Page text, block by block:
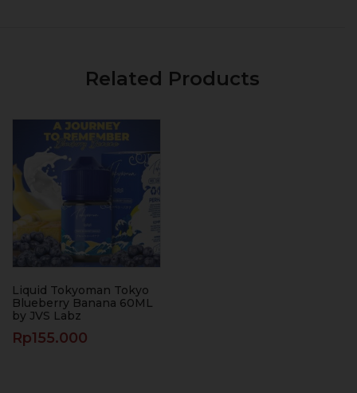
Related Products
Liquid Tokyoman Tokyo
Blueberry Banana 60ML
by JVS Labz
Rp155.000